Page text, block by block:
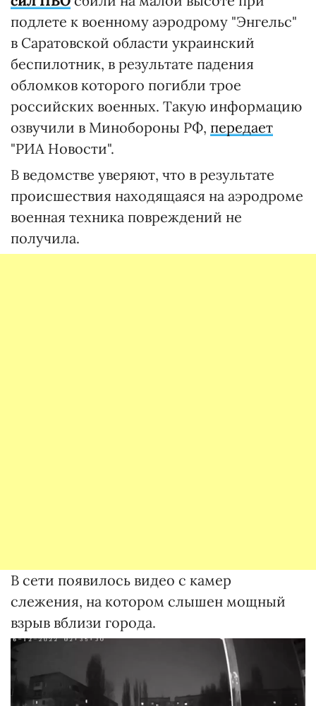
подлете к военному аэродрому "Энгельс"
в Саратовской области украинский
беспилотник, в результате падения
обломков которого погибли трое
российских военных. Такую информацию
озвучили в Минобороны РФ, передает
"РИА Новости".
В ведомстве уверяют, что в результате
происшествия находящаяся на аэродроме
военная техника повреждений не
получила.
В сети появилось видео с камер
слежения, на котором слышен мощный
взрыв вблизи города.